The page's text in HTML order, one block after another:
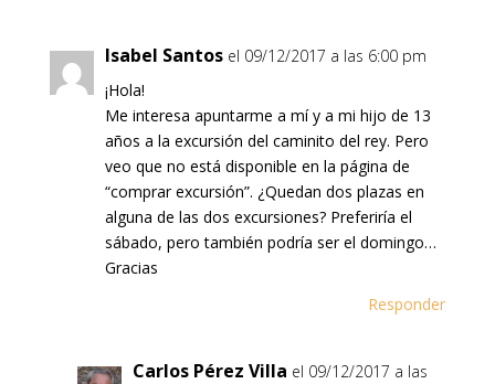
Isabel Santos el 09/12/2017 a las 6:00 pm
¡Hola!
Me interesa apuntarme a mí y a mi hijo de 13
años a la excursión del caminito del rey. Pero
veo que no está disponible en la página de
“comprar excursión”. ¿Quedan dos plazas en
alguna de las dos excursiones? Preferiría el
sábado, pero también podría ser el domingo…
Gracias
Responder
Carlos Pérez Villa el 09/12/2017 a las